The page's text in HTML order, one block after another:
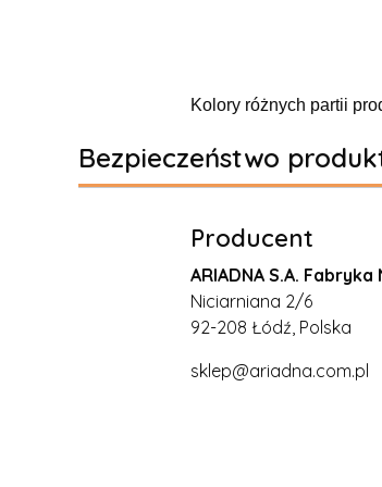
Kolory różnych partii
Bezpieczeństwo
Producent
ARIADNA S.A. Fabryka
Niciarniana 2/6
92-208 Łódź, Polska
sklep@ariadna.com.pl